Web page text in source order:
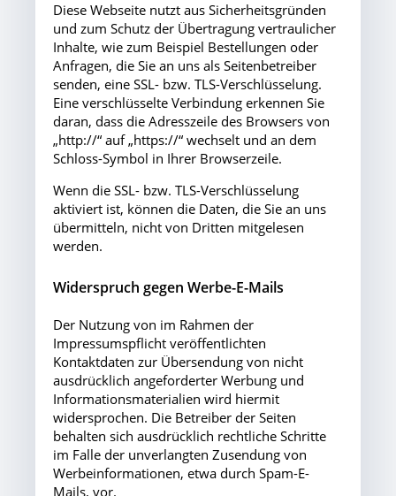
Diese Webseite nutzt aus Sicherheitsgründen
und zum Schutz der Übertragung vertraulicher
Inhalte, wie zum Beispiel Bestellungen oder
Anfragen, die Sie an uns als Seitenbetreiber
senden, eine SSL- bzw. TLS-Verschlüsselung.
Eine verschlüsselte Verbindung erkennen Sie
daran, dass die Adresszeile des Browsers von
„http://“ auf „https://“ wechselt und an dem
Schloss-Symbol in Ihrer Browserzeile.
Wenn die SSL- bzw. TLS-Verschlüsselung
aktiviert ist, können die Daten, die Sie an uns
übermitteln, nicht von Dritten mitgelesen
werden.
Widerspruch gegen Werbe-E-Mails
Der Nutzung von im Rahmen der
Impressumspflicht veröffentlichten
Kontaktdaten zur Übersendung von nicht
ausdrücklich angeforderter Werbung und
Informationsmaterialien wird hiermit
widersprochen. Die Betreiber der Seiten
behalten sich ausdrücklich rechtliche Schritte
im Falle der unverlangten Zusendung von
Werbeinformationen, etwa durch Spam-E-
Mails, vor.